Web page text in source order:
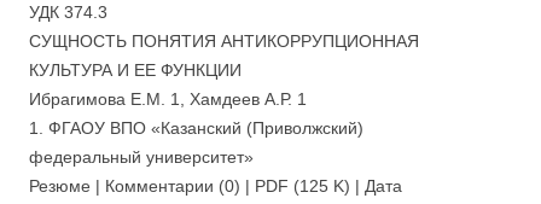
УДК 374.3
СУЩНОСТЬ ПОНЯТИЯ АНТИКОРРУПЦИОННАЯ
КУЛЬТУРА И ЕЕ ФУНКЦИИ
Ибрагимова Е.М. 1, Хамдеев А.Р. 1
1. ФГАОУ ВПО «Казанский (Приволжский)
федеральный университет»
Резюме | Комментарии (0) | PDF (125 K) | Дата